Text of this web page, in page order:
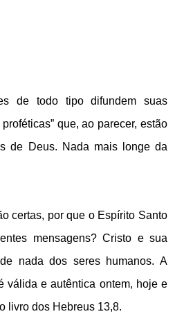
de todo tipo difundem suas
que, ao parecer, estão
de Deus. Nada mais longe da
certas, por que o Espírito Santo
mensagens? Cristo e sua
nada dos seres humanos. A
válida e autêntica ontem, hoje e
livro dos Hebreus 13,8.